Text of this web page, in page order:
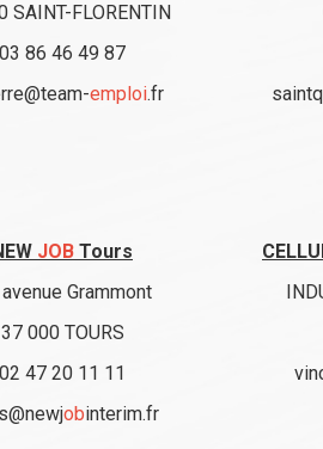
SAINT-FLORENTIN
03 86 46 49 87
emploi.fr
JOB Tours
Grammont
37 000 TOURS
02 47 20 11 11
obinterim.fr